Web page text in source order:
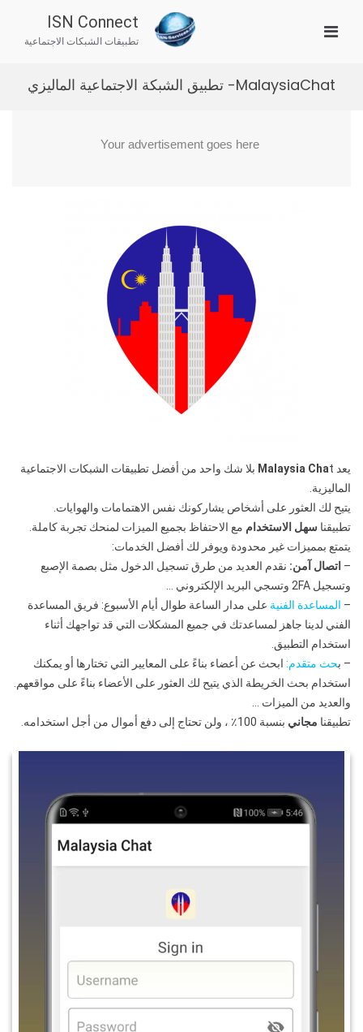
content
ISN Connect
تطبيقات الشبكات الاجتماعيةMenu
MalaysiaChat- تطبيق الشبكة الاجتماعية الماليزي
يعد Malaysia Cha t بلا شك واحد من أفضل تطبيقات الشبكات الاجتماعية
الماليزية.
يتيح لك العثور على أشخاص يشاركونك نفس الاهتمامات والهوايات.
تطبيقنا سهل الاستخدام مع الاحتفاظ بجميع الميزات لمنحك تجربة كاملة.
يتمتع بمميزات غير محدودة ويوفر لك أفضل الخدمات:
– اتصال آمن: نقدم العديد من طرق تسجيل الدخول مثل بصمة الإصبع
وتسجيل 2FA وتسجي البريد الإلكتروني …
– المساعدة الفنية على مدار الساعة طوال أيام الأسبوع: فريق المساعدة
الفني لدينا جاهز لمساعدتك في جميع المشكلات التي قد تواجهك أثناء
استخدام التطبيق.
– بحث متقدم: ابحث عن أعضاء بناءً على المعايير التي تختارها أو يمكنك
استخدام بحث الخريطة الذي يتيح لك العثور على الأعضاء بناءً على مواقعهم.
والعديد من الميزات …
تطبيقنا مجاني بنسبة 100٪ ، ولن تحتاج إلى دفع أموال من أجل استخدامه.